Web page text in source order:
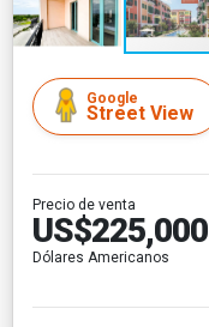
Google
Street View
Precio de venta
US$225,000
Dólares Americanos